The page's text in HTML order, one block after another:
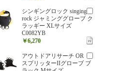
シンギングロック singing
rock ジャミンググローブ ク
ラッギー XLサイズ
C0082YB
￥6,270
アウトドアリサーチ OR
スプリッターIIグローブ ブ